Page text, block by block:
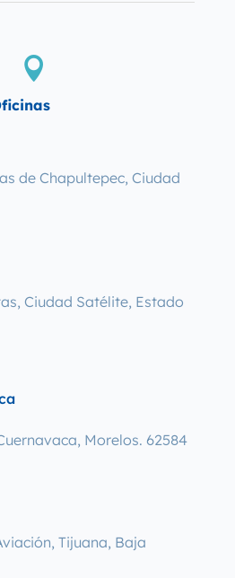

de Chapultepec, Ciudad
Ciudad Satélite, Estado
Morelos. 62584
Tijuana, Baja